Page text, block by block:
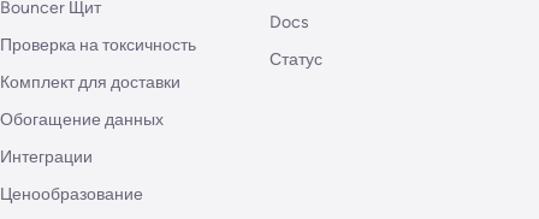
Bouncer Щит
Проверка на токсичность
Комплект для доставки
Обогащение данных
Интеграции
Ценообразование
Docs
Статус